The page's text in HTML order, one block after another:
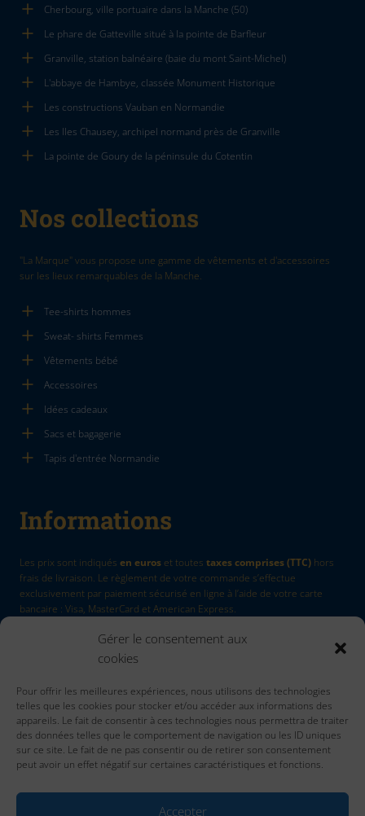
Gérer le consentement aux
cookies
Pour offrir les meilleures expériences, nous utilisons des technologies
telles que les cookies pour stocker et/ou accéder aux informations des
appareils. Le fait de consentir à ces technologies nous permettra de traiter
des données telles que le comportement de navigation ou les ID uniques
sur ce site. Le fait de ne pas consentir ou de retirer son consentement
peut avoir un effet négatif sur certaines caractéristiques et fonctions.
Accepter
Cherbourg, ville portuaire dans la Manche (50)
Le phare de Gatteville situé à la pointe de Barfleur
Granville, station balnéaire (baie du mont Saint-Michel)
L'abbaye de Hambye, classée Monument Historique
Les constructions Vauban en Normandie
Les Iles Chausey, archipel normand près de Granville
La pointe de Goury de la péninsule du Cotentin
Nos collections
"La Marque" vous propose une gamme de vêtements et d'accessoires
sur les lieux remarquables de la Manche.
Tee-shirts hommes
Sweat- shirts Femmes
Vêtements bébé
Accessoires
Idées cadeaux
Sacs et bagagerie
Tapis d'entrée Normandie
Informations
Les prix sont indiqués en euros et toutes taxes comprises (TTC) hors
frais de livraison. Le règlement de votre commande s’effectue
exclusivement par paiement sécurisé en ligne à l’aide de votre carte
bancaire : Visa, MasterCard et American Express.
by Quadri7
Contactez nous
Accueil